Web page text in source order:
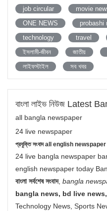
job circular
movie
ONE NEWS
probashi
technology
travel
ইসলামী-জীবন
জাতীয়
লাইফস্টাইল
সব খবর
বাংলা লাইভ নিউজ Latest
all bangla newspaper
24 live newspaper
প্রযুক্তি সংবাদ all english newspaper
24 live bangla newspaper
english newspaper today
বাংলা সর্বশেষ সংবাদ, bangla
bangla news, bd live
Technology News, Sports